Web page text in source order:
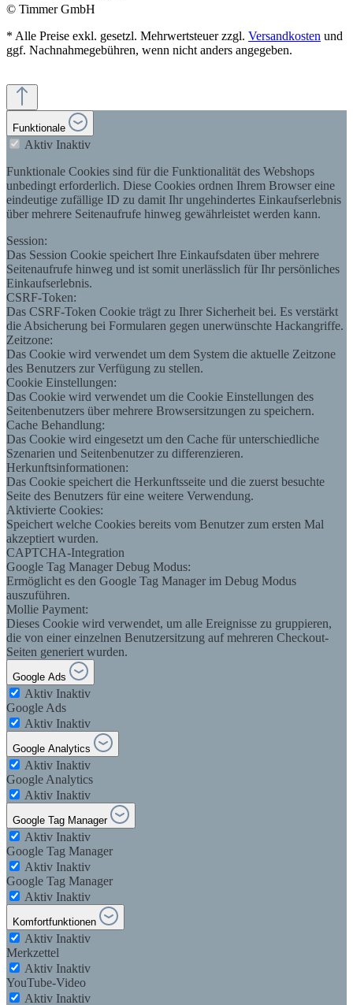
© Timmer GmbH
* Alle Preise exkl. gesetzl. Mehrwertsteuer zzgl. Versandkosten und
ggf. Nachnahmegebühren, wenn nicht anders angegeben.
Funktionale
Aktiv Inaktiv
Funktionale Cookies sind für die Funktionalität des Webshops
unbedingt erforderlich. Diese Cookies ordnen Ihrem Browser eine
eindeutige zufällige ID zu damit Ihr ungehindertes Einkaufserlebnis
über mehrere Seitenaufrufe hinweg gewährleistet werden kann.
Session:
Das Session Cookie speichert Ihre Einkaufsdaten über mehrere
Seitenaufrufe hinweg und ist somit unerlässlich für Ihr persönliches
Einkaufserlebnis.
CSRF-Token:
Das CSRF-Token Cookie trägt zu Ihrer Sicherheit bei. Es verstärkt
die Absicherung bei Formularen gegen unerwünschte Hackangriffe.
Zeitzone:
Das Cookie wird verwendet um dem System die aktuelle Zeitzone
des Benutzers zur Verfügung zu stellen.
Cookie Einstellungen:
Das Cookie wird verwendet um die Cookie Einstellungen des
Seitenbenutzers über mehrere Browsersitzungen zu speichern.
Cache Behandlung:
Das Cookie wird eingesetzt um den Cache für unterschiedliche
Szenarien und Seitenbenutzer zu differenzieren.
Herkunftsinformationen:
Das Cookie speichert die Herkunftsseite und die zuerst besuchte
Seite des Benutzers für eine weitere Verwendung.
Aktivierte Cookies:
Speichert welche Cookies bereits vom Benutzer zum ersten Mal
akzeptiert wurden.
CAPTCHA-Integration
Google Tag Manager Debug Modus:
Ermöglicht es den Google Tag Manager im Debug Modus
auszuführen.
Mollie Payment:
Dieses Cookie wird verwendet, um alle Ereignisse zu gruppieren,
die von einer einzelnen Benutzersitzung auf mehreren Checkout-
Seiten generiert wurden.
Google Ads
Aktiv Inaktiv
Google Ads
Aktiv Inaktiv
Google Analytics
Aktiv Inaktiv
Google Analytics
Aktiv Inaktiv
Google Tag Manager
Aktiv Inaktiv
Google Tag Manager
Aktiv Inaktiv
Google Tag Manager
Aktiv Inaktiv
Komfortfunktionen
Aktiv Inaktiv
Merkzettel
Aktiv Inaktiv
YouTube-Video
Aktiv Inaktiv